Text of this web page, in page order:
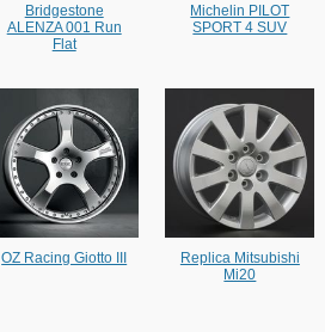
Bridgestone
ALENZA 001 Run
Flat
Michelin PILOT
SPORT 4 SUV
OZ Racing Giotto III
Replica Mitsubishi
Mi20